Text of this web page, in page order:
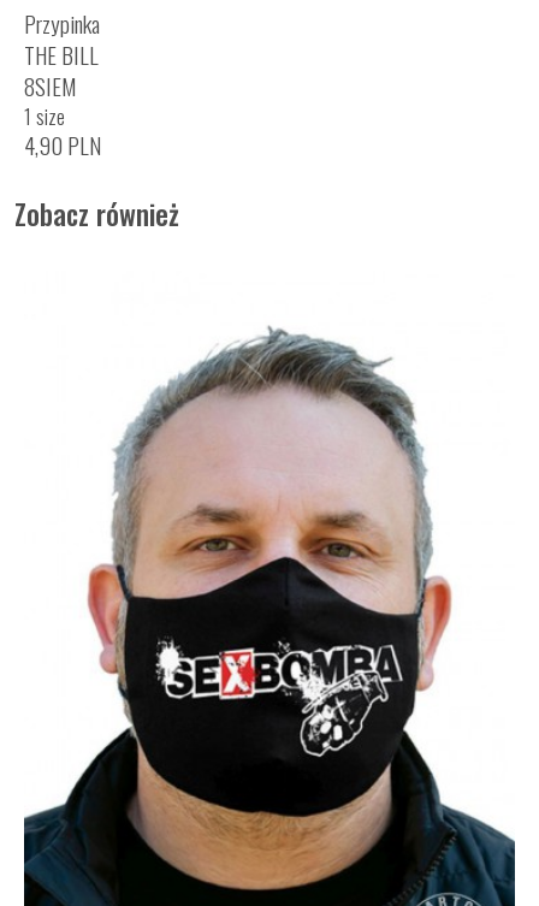
Przypinka
THE BILL
8SIEM
1 size
4,90 PLN
Zobacz również